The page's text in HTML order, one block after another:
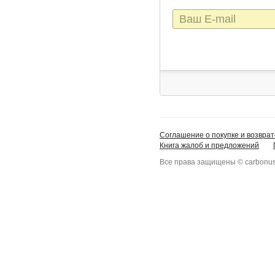
E-
mail
Соглашение о покупке и
Книга жалоб и предложений
Все права защищены ©